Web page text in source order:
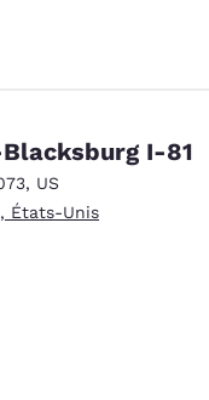
I-81
, US
États-Unis